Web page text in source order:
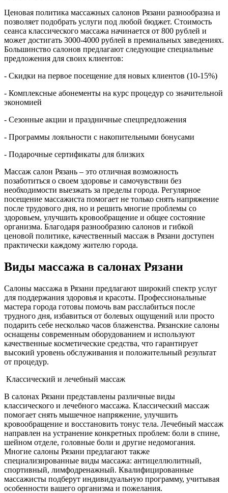
Ценовая политика массажных салонов Рязани разнообразна и
позволяет подобрать услуги под любой бюджет. Стоимость
сеанса классического массажа начинается от 800 рублей и
может достигать 3000-4000 рублей в премиальных заведениях.
Большинство салонов предлагают следующие специальные
предложения для своих клиентов:
- Скидки на первое посещение для новых клиентов (10-15%)
- Комплексные абонементы на курс процедур со значительной
экономией
- Сезонные акции и праздничные спецпредложения
- Программы лояльности с накопительными бонусами
- Подарочные сертификаты для близких
Массаж салон Рязань – это отличная возможность
позаботиться о своем здоровье и самочувствии без
необходимости выезжать за пределы города. Регулярное
посещение массажиста помогает не только снять напряжение
после трудового дня, но и решить многие проблемы со
здоровьем, улучшить кровообращение и общее состояние
организма. Благодаря разнообразию салонов и гибкой
ценовой политике, качественный массаж в Рязани доступен
практически каждому жителю города.
Виды массажа в салонах Рязани
Салоны массажа в Рязани предлагают широкий спектр услуг
для поддержания здоровья и красоты. Профессиональные
мастера города готовы помочь вам расслабиться после
трудного дня, избавиться от болевых ощущений или просто
подарить себе несколько часов блаженства. Рязанские салоны
оснащены современным оборудованием и используют
качественные косметические средства, что гарантирует
высокий уровень обслуживания и положительный результат
от процедур.
Классический и лечебный массаж
В салонах Рязани представлены различные виды
классического и лечебного массажа. Классический массаж
помогает снять мышечное напряжение, улучшить
кровообращение и восстановить тонус тела. Лечебный массаж
направлен на устранение конкретных проблем: боли в спине,
шейном отделе, головные боли и другие недомогания.
Многие салоны Рязани предлагают также
специализированные виды массажа: антицеллюлитный,
спортивный, лимфодренажный. Квалифицированные
массажисты подберут индивидуальную программу, учитывая
особенности вашего организма и пожелания.